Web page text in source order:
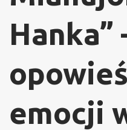
Hanka”
emocji